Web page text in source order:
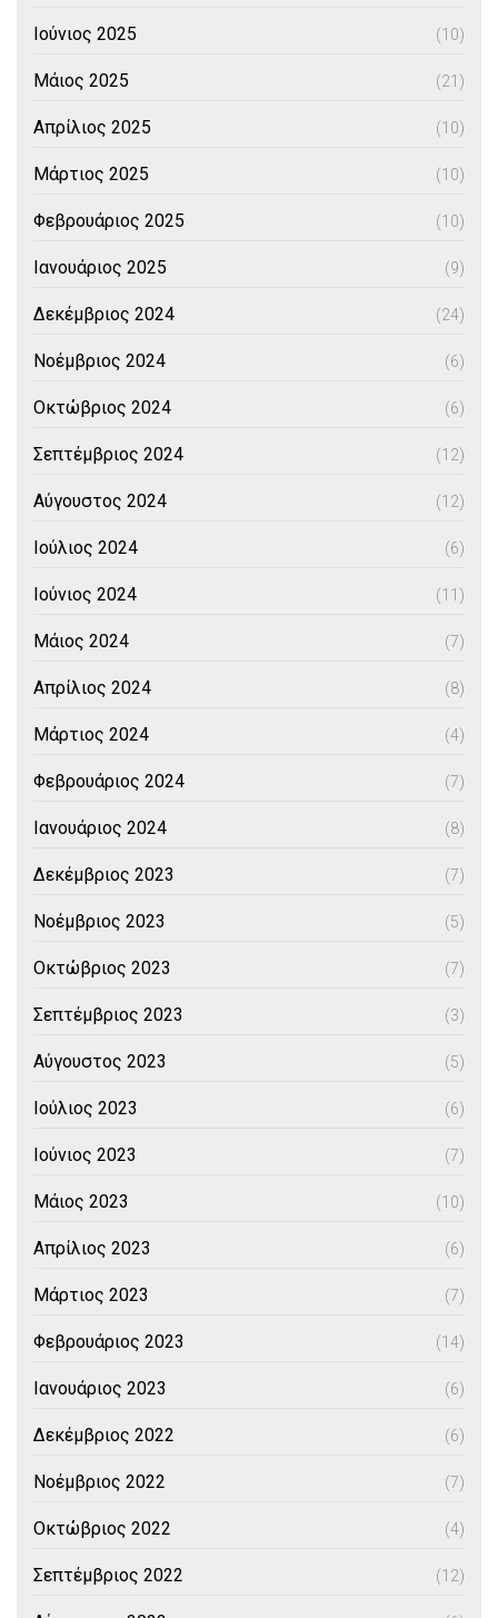
Ιούνιος 2025 (10)
Μάιος 2025 (21)
Απρίλιος 2025 (10)
Μάρτιος 2025 (10)
Φεβρουάριος 2025 (10)
Ιανουάριος 2025 (9)
Δεκέμβριος 2024 (24)
Νοέμβριος 2024 (6)
Οκτώβριος 2024 (6)
Σεπτέμβριος 2024 (12)
Αύγουστος 2024 (12)
Ιούλιος 2024 (6)
Ιούνιος 2024 (11)
Μάιος 2024 (7)
Απρίλιος 2024 (8)
Μάρτιος 2024 (4)
Φεβρουάριος 2024 (7)
Ιανουάριος 2024 (8)
Δεκέμβριος 2023 (7)
Νοέμβριος 2023 (5)
Οκτώβριος 2023 (7)
Σεπτέμβριος 2023 (3)
Αύγουστος 2023 (5)
Ιούλιος 2023 (6)
Ιούνιος 2023 (7)
Μάιος 2023 (10)
Απρίλιος 2023 (6)
Μάρτιος 2023 (7)
Φεβρουάριος 2023 (14)
Ιανουάριος 2023 (6)
Δεκέμβριος 2022 (6)
Νοέμβριος 2022 (7)
Οκτώβριος 2022 (4)
Σεπτέμβριος 2022 (12)